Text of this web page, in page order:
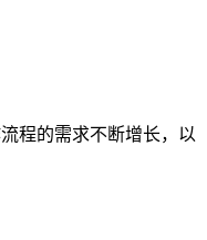
程的需求不断增长，以